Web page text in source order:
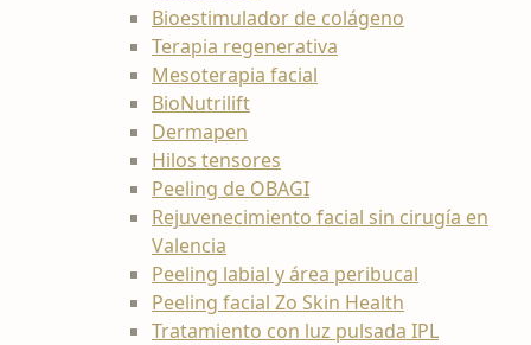
Bioestimulador de colágeno
Terapia regenerativa
Mesoterapia facial
BioNutrilift
Dermapen
Hilos tensores
Peeling de OBAGI
Rejuvenecimiento facial sin cirugía en
Valencia
Peeling labial y área peribucal
Peeling facial Zo Skin Health
Tratamiento con luz pulsada IPL